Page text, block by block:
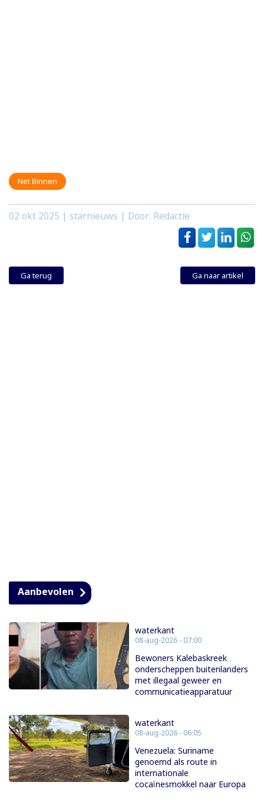
Net Binnen
02 okt 2025 | starnieuws | Door: Redactie
Ga terug Ga naar artikel
Aanbevolen
waterkant
08-aug-2026 - 07:00
Bewoners Kalebaskreek
onderscheppen buitenlanders
met illegaal geweer en
communicatieapparatuur
waterkant
08-aug-2026 - 06:05
Venezuela: Suriname
genoemd als route in
internationale
cocaïnesmokkel naar Europa